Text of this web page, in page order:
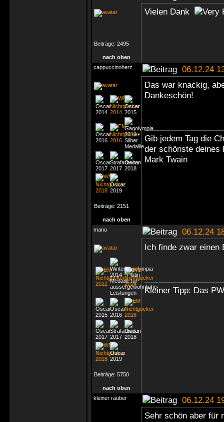
Beiträge: 2495
Vielen Dank
nach oben
cappuccinoherz
06.12.24
Beiträge: 2151
Das war knackig,
Dankeschön!
Gib jedem Tag die
der schönste deines
Mark Twain
nach oben
manu
06.12.24
Beiträge: 5750
Ich finde zwar
Kleiner Tipp: Das
nach oben
kleiner räuber
06.12.24
Sehr schön aber für